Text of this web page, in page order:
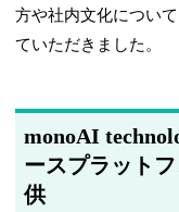
方や社内文化につい
ていただきました。
monoAI
ースプラット
供